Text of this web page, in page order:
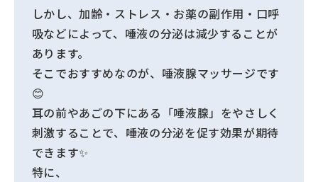
しかし、加齢・ストレス・お薬の副作用・口呼
吸などによって、唾液の分泌は減少することが
あります。
そこでおすすめなのが、唾液腺マッサージです
😊
耳の前やあごの下にある「唾液腺」をやさしく
刺激することで、唾液の分泌を促す効果が期待
できます✨
特に、